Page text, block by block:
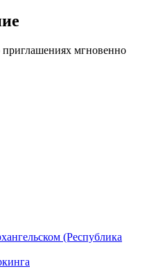
мгновенно
(Республика